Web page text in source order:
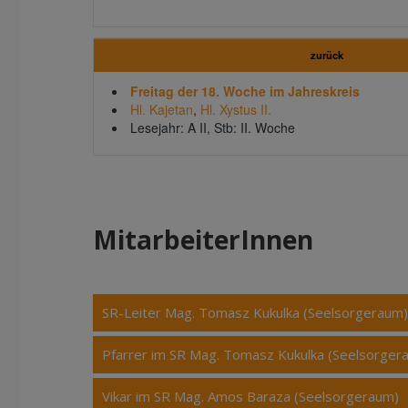
zurück
Freitag der 18. Woche im Jahreskreis
Hl. Kajetan, Hl. Xystus II.
Lesejahr: A II, Stb: II. Woche
MitarbeiterInnen
SR-Leiter Mag. Tomasz Kukulka (Seelsorgeraum)
Pfarrer im SR Mag. Tomasz Kukulka
Vikar im SR Mag. Amos Baraza (Seelsorgeraum)